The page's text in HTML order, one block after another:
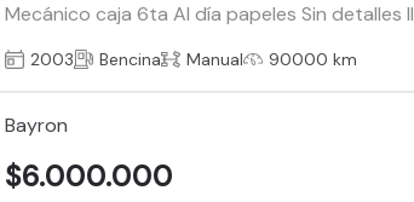
Mecánico caja 6ta Al día papeles Sin detalles
2003 Bencina Manual 90000 km
Bayron
$6.000.000